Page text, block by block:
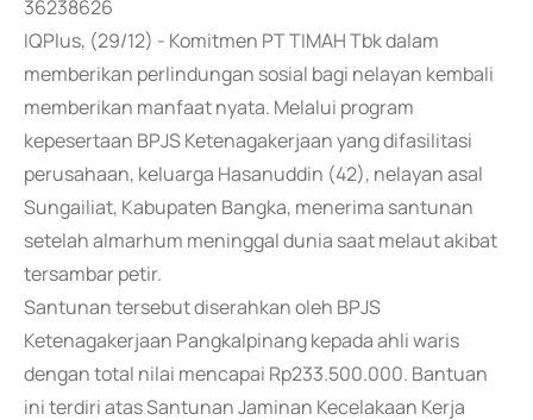
36238626
IQPlus, (29/12) - Komitmen PT TIMAH Tbk dalam
memberikan perlindungan sosial bagi nelayan kembali
memberikan manfaat nyata. Melalui program
kepesertaan BPJS Ketenagakerjaan yang difasilitasi
perusahaan, keluarga Hasanuddin (42), nelayan asal
Sungailiat, Kabupaten Bangka, menerima santunan
setelah almarhum meninggal dunia saat melaut akibat
tersambar petir.
Santunan tersebut diserahkan oleh BPJS
Ketenagakerjaan Pangkalpinang kepada ahli waris
dengan total nilai mencapai Rp233.500.000. Bantuan
ini terdiri atas Santunan Jaminan Kecelakaan Kerja